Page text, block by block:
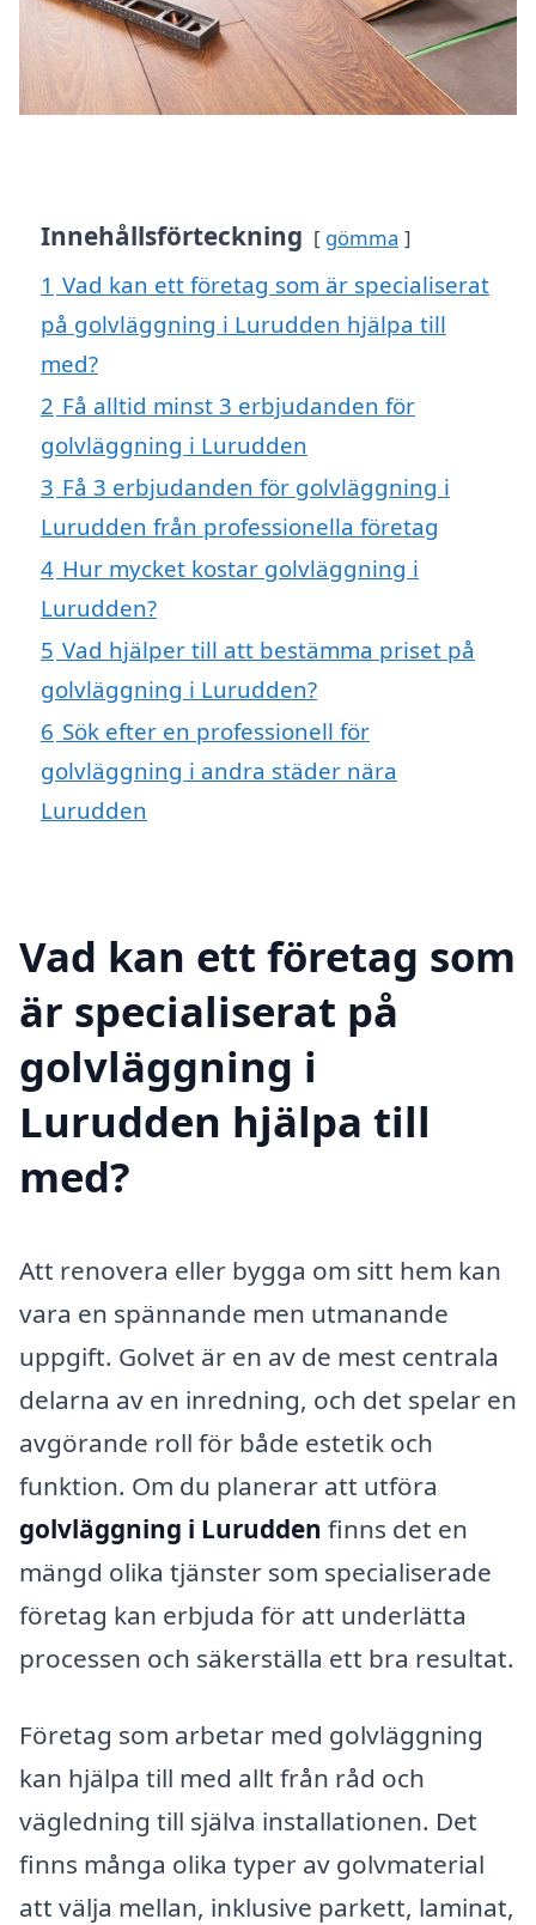
Innehållsförteckning gömma
1 Vad kan ett företag som är specialiserat
på golvläggning i Lurudden hjälpa till
med?
2 Få alltid minst 3 erbjudanden för
golvläggning i Lurudden
3 Få 3 erbjudanden för golvläggning i
Lurudden från professionella företag
4 Hur mycket kostar golvläggning i
Lurudden?
5 Vad hjälper till att bestämma priset på
golvläggning i Lurudden?
6 Sök efter en professionell för
golvläggning i andra städer nära
Lurudden
Vad kan ett företag som
är specialiserat på
golvläggning i
Lurudden hjälpa till
med?
Att renovera eller bygga om sitt hem kan
vara en spännande men utmanande
uppgift. Golvet är en av de mest centrala
delarna av en inredning, och det spelar en
avgörande roll för både estetik och
funktion. Om du planerar att utföra
golvläggning i Lurudden finns det en
mängd olika tjänster som specialiserade
företag kan erbjuda för att underlätta
processen och säkerställa ett bra resultat.
Företag som arbetar med golvläggning
kan hjälpa till med allt från råd och
vägledning till själva installationen. Det
finns många olika typer av golvmaterial
att välja mellan, inklusive parkett, laminat,